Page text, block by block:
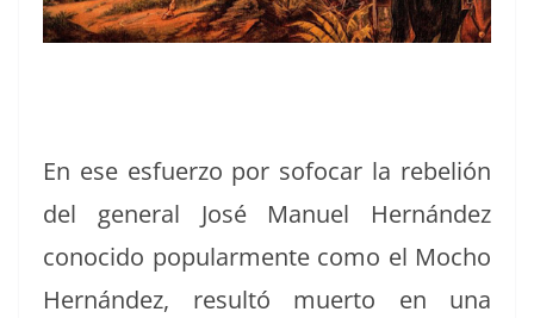
En ese esfuer­zo por sofo­car la rebe­lión
del gen­er­al José Manuel Hernán­dez
cono­ci­do pop­u­lar­mente como el Mocho
Hernán­dez, resultó muer­to en una